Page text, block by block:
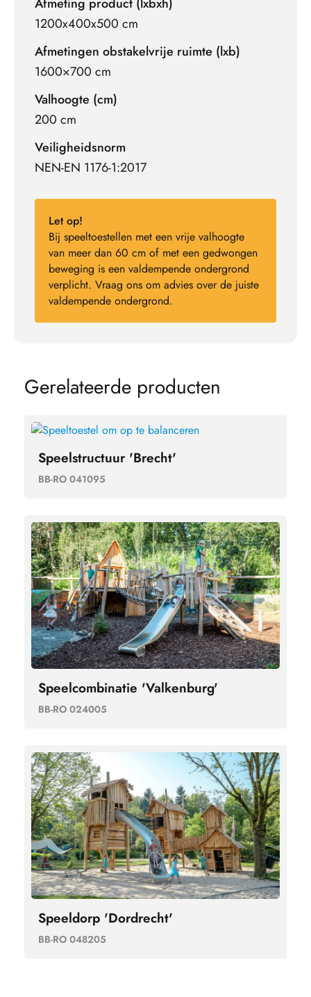
1200x400x500 cm
Afmetingen obstakelvrije ruimte (lxb)
1600×700 cm
Valhoogte (cm)
200 cm
Veiligheidsnorm
NEN-EN 1176-1:2017
Let op!
Bij speeltoestellen met een vrije valhoogte
van meer dan 60 cm of met een gedwongen
beweging is een valdempende ondergrond
verplicht. Vraag ons om advies over de juiste
valdempende ondergrond.
Gerelateerde producten
Speelstructuur 'Brecht'
BB-RO 041095
Speelcombinatie 'Valkenburg'
BB-RO 024005
Speeldorp 'Dordrecht'
BB-RO 048205